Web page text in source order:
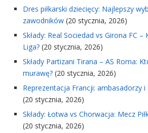
Dres piłkarski dziecięcy: Najlepszy
zawodników (20 stycznia, 2026)
Składy: Real Sociedad vs Girona FC
Liga? (20 stycznia, 2026)
Składy Partizani Tirana – AS Roma:
murawę? (20 stycznia, 2026)
Reprezentacja Francji: ambasadorzy
(20 stycznia, 2026)
Składy: Łotwa vs Chorwacja: Mecz
(20 stycznia, 2026)